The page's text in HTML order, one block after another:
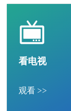
看电视
观看 >>